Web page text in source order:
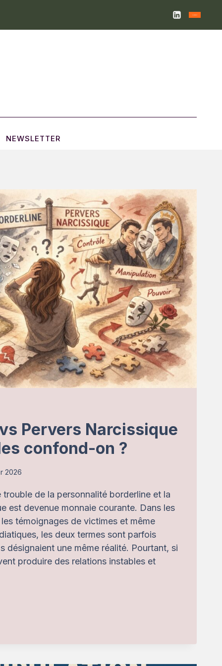
NEWSLETTER
Pervers Narcissique
confond-on ?
2026
de la personnalité borderline et la
est devenue monnaie courante. Dans les
témoignages de victimes et même
les deux termes sont parfois
désignaient une même réalité. Pourtant, si
produire des relations instables et